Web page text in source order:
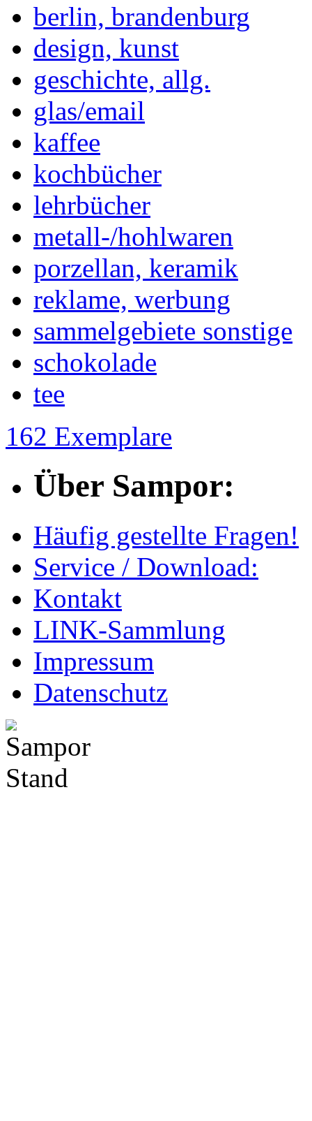
berlin, brandenburg
design, kunst
geschichte, allg.
glas/email
kaffee
kochbücher
lehrbücher
metall-/hohlwaren
porzellan, keramik
reklame, werbung
sammelgebiete sonstige
schokolade
tee
162 Exemplare
Über Sampor:
Häufig gestellte Fragen!
Service / Download:
Kontakt
LINK-Sammlung
Impressum
Datenschutz